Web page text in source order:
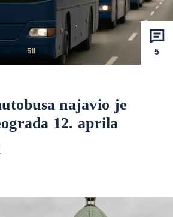
5
najavio je
12. aprila